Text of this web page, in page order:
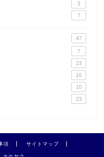
3
7
47
7
23
16
10
23
項 サイトマップ